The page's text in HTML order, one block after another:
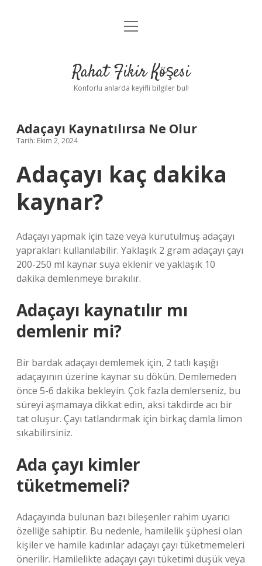
Anasayfa
Yasal Uyarı
menüyü
Rahat Fikir Köşesi
Konforlu anlarda keyifli bilgiler bul!
Adaçayı Kaynatılırsa Ne Olur
Tarih: Ekim 2, 2024
Adaçayı kaç dakika
kaynar?
Adaçayı yapmak için taze veya kurutulmuş adaçayı
yaprakları kullanılabilir. Yaklaşık 2 gram adaçayı çayı
200-250 ml kaynar suya eklenir ve yaklaşık 10
dakika demlenmeye bırakılır.
Adaçayı kaynatılır mı
demlenir mi?
Bir bardak adaçayı demlemek için, 2 tatlı kaşığı
adaçayının üzerine kaynar su dökün. Demlemeden
önce 5-6 dakika bekleyin. Çok fazla demlerseniz, bu
süreyi aşmamaya dikkat edin, aksi takdirde acı bir
tat oluşur. Çayı tatlandırmak için birkaç damla limon
sıkabilirsiniz.
Ada çayı kimler
tüketmemeli?
Adaçayında bulunan bazı bileşenler rahim uyarıcı
özelliğe sahiptir. Bu nedenle, hamilelik şüphesi olan
kişiler ve hamile kadınlar adaçayı çayı tüketmemeleri
önerilir. Hamilelikte adaçayı çayı tüketimi düşük veya